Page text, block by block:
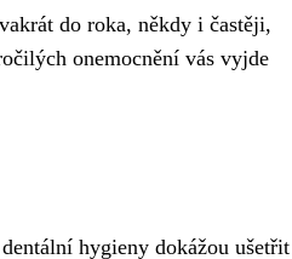
do roka, někdy i častěji,
onemocnění vás vyjde
hygieny dokážou ušetřit